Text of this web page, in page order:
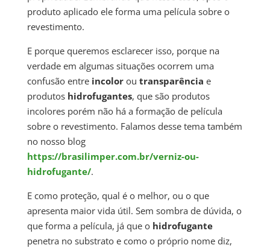
produto aplicado ele forma uma película sobre o
revestimento.
E porque queremos esclarecer isso, porque na
verdade em algumas situações ocorrem uma
confusão entreincolorou transparência e
produtos hidrofugantes, que são produtos
incolores porém não há a formação de película
sobre o revestimento. Falamos desse tema também
no nosso blog
https://brasilimper.com.br/verniz-ou-
hidrofugante/.
E como proteção, qual é o melhor, ou o que
apresenta maior vida útil. Sem sombra de dúvida, o
que forma a película, já que o hidrofugante
penetra no substrato e como o próprio nome diz,